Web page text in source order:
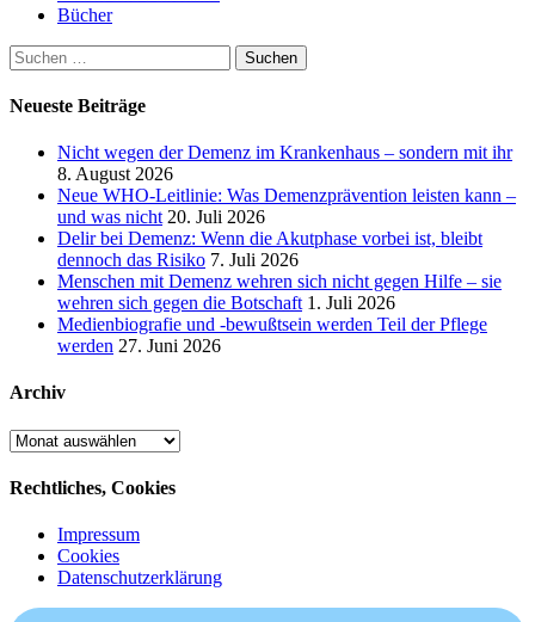
Bücher
Suchen
nach:
Neueste Beiträge
Nicht wegen der Demenz im Krankenhaus – sondern mit ihr
8. August 2026
Neue WHO-Leitlinie: Was Demenzprävention leisten kann –
und was nicht 20. Juli 2026
Delir bei Demenz: Wenn die Akutphase vorbei ist, bleibt
dennoch das Risiko 7. Juli 2026
Menschen mit Demenz wehren sich nicht gegen Hilfe – sie
wehren sich gegen die Botschaft 1. Juli 2026
Medienbiografie und -bewußtsein werden Teil der Pflege
werden 27. Juni 2026
Archiv
Archiv
Rechtliches, Cookies
Impressum
Cookies
Datenschutzerklärung